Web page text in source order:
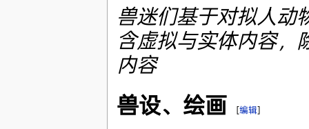
兽迷们基于对拟人动
含虚拟与实体内容，
内容
兽设、绘画 [编辑]